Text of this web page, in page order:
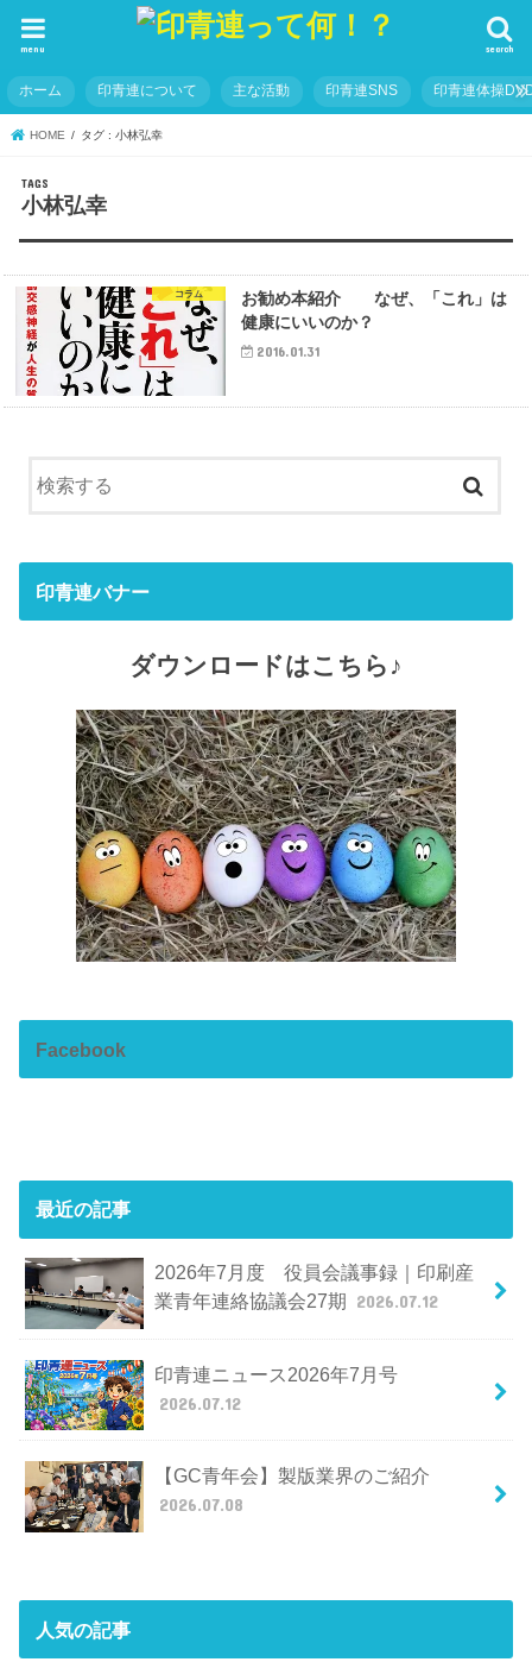
search
menu
ホーム 印青連について 主な活動 印青連SNS 印青連体操
HOME タグ : 小林弘幸
小林弘幸
コラム
お勧め本紹介 なぜ、「これ」は
健康にいいのか？
2016.01.31
印青連バナー
ダウンロードはこちら♪
Facebook
最近の記事
2026年7月度 役員会議事録｜印刷産
業青年連絡協議会27期 2026.07.12
印青連ニュース2026年7月号
2026.07.12
【GC青年会】製版業界のご紹介
2026.07.08
人気の記事